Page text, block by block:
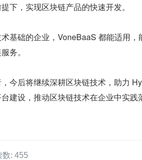
下，实现区块链产品的快速开发。
基础的企业，VoneBaaS 都能适用
务。
今后将继续深耕区块链技术，助力
建设，推动区块链技术在企业中实践
数: 455